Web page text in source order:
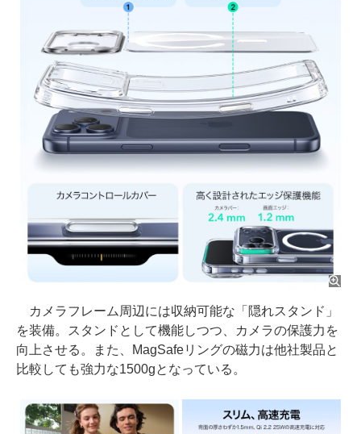
カメラフレーム周辺には収納可能な「隠れスタンド」
を装備。スタンドとして機能しつつ、カメラの保護力を
向上させる。また、MagSafeリングの磁力は他社製品と
比較しても強力な1500gとなっている。